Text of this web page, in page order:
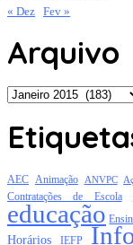
« Dez Fev »
Arquivo
Arquivo
AEC Animação ANVPC
Contratações de Escola
educação
Horários IEFP